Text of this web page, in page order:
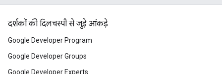
दर्शकों की दिलचस्पी से जुड़े आंकड़े
Google Developer Program
Google Developer Groups
Google Developer Experts